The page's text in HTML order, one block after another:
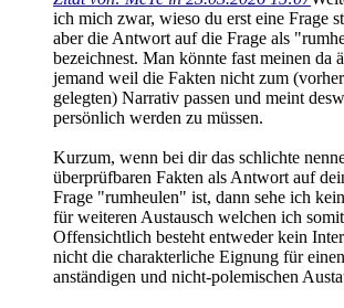
ich mich zwar, wieso du erst eine Frage
aber die Antwort auf die Frage als
bezeichnest. Man könnte fast meinen da
jemand weil die Fakten nicht zum
gelegten) Narrativ passen und meint
persönlich werden zu müssen.
Kurzum, wenn bei dir das schlichte
überprüfbaren Fakten als Antwort auf
Frage "rumheulen" ist, dann sehe ich
für weiteren Austausch welchen ich
Offensichtlich besteht entweder kein
nicht die charakterliche Eignung für
anständigen und nicht-polemischen